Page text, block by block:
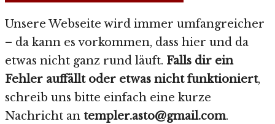
Unsere Webseite wird immer umfangreicher
– da kann es vorkommen, dass hier und da
etwas nicht ganz rund läuft. Falls dir ein
Fehler auffällt oder etwas nicht funktioniert,
schreib uns bitte einfach eine kurze
Nachricht an templer.asto@gmail.com.